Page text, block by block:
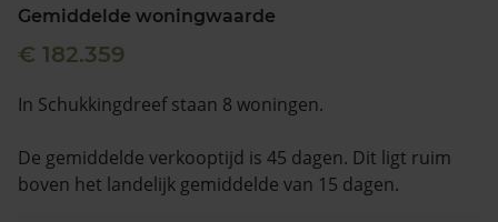
Gemiddelde woningwaarde
€ 182.359
In Schukkingdreef staan 8 woningen.
De gemiddelde verkooptijd is 45 dagen. Dit ligt ruim
boven het landelijk gemiddelde van 15 dagen.